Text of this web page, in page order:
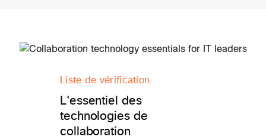
Liste de vérification
L'essentiel des
technologies de
collaboration